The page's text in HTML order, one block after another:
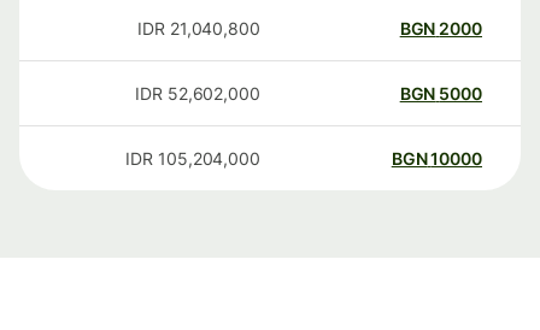
2000
BGN
21,040,800
IDR
5000
BGN
52,602,000
IDR
10000
BGN
105,204,000
IDR